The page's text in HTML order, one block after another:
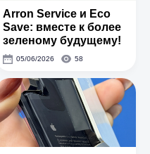
Arron Service и Eco
Save: вместе к более
зеленому будущему!
05/06/2026 58